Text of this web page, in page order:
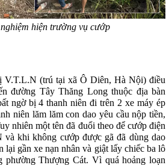
hiện trường vụ cướp
V.T.L.N (trú tại xã Ô Diên, Hà Nội) điều
đường Tây Thăng Long thuộc địa bàn
ngờ bị 4 thanh niên đi trên 2 xe máy ép
niên lăm lăm con dao yêu cầu nộp tiền,
nhiên một tên đã đuổi theo để cướp điện
và khi không cướp được gã đã dùng dao
lại gần xe nạn nhân và giật lấy chiếc ba lô
phường Thượng Cát. Vì quá hoảng loạn